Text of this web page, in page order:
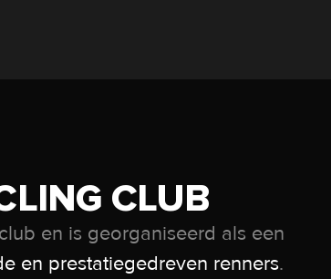
CLUB
en is georganiseerd als een
en prestatiegedreven renners.